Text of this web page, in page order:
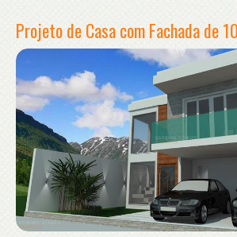
Projeto de Casa com Fachada de